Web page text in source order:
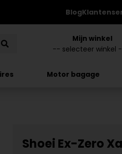
Blog
Mijn winkel
Motor bagage
Shoei Ex-Zero